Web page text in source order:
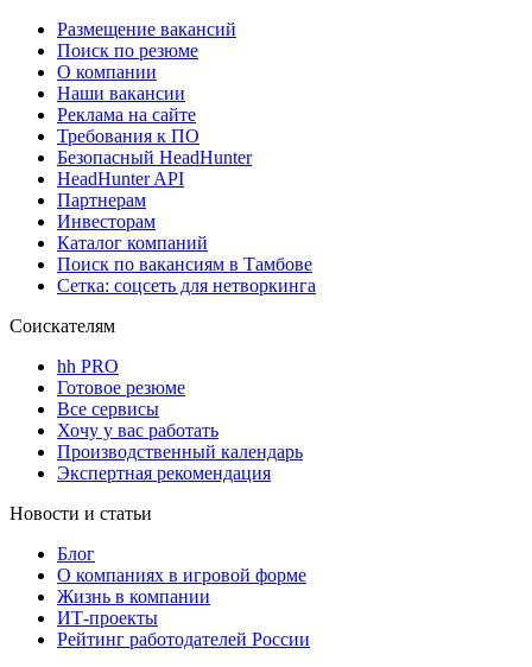
Размещение вакансий
Поиск по резюме
О компании
Наши вакансии
Реклама на сайте
Требования к ПО
Безопасный HeadHunter
HeadHunter API
Партнерам
Инвесторам
Каталог компаний
Поиск по вакансиям в Тамбове
Сетка: соцсеть для нетворкинга
Соискателям
hh PRO
Готовое резюме
Все сервисы
Хочу у вас работать
Производственный календарь
Экспертная рекомендация
Новости и статьи
Блог
О компаниях в игровой форме
Жизнь в компании
ИТ-проекты
Рейтинг работодателей России